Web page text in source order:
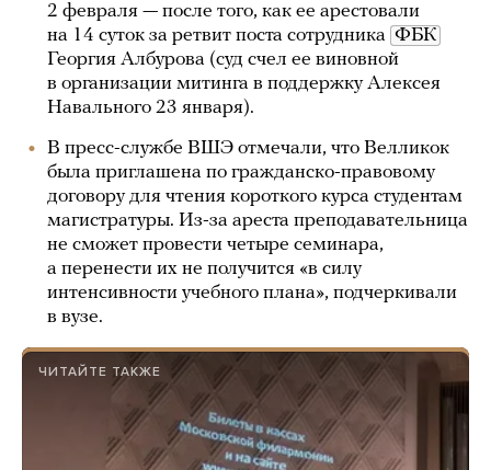
2 февраля — после того, как ее арестовали
на 14 суток за ретвит поста сотрудника ФБК
Георгия Албурова (суд счел ее виновной
в организации митинга в поддержку Алексея
Навального 23 января).
В пресс-службе ВШЭ отмечали, что Велликок
была приглашена по гражданско-правовому
договору для чтения короткого курса студентам
магистратуры. Из-за ареста преподавательница
не сможет провести четыре семинара,
а перенести их не получится «в силу
интенсивности учебного плана», подчеркивали
в вузе.
ЧИТАЙТЕ ТАКЖЕ